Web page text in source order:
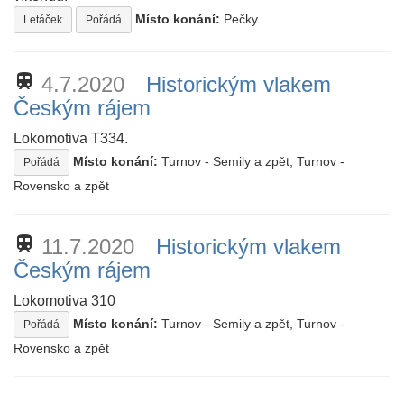
Letáček Pořádá Místo konání: Pečky
train 4.7.2020
Historickým vlakem
Českým rájem
Lokomotiva T334.
Pořádá Místo konání: Turnov - Semily a zpět, Turnov -
Rovensko a zpět
train 11.7.2020
Historickým vlakem
Českým rájem
Lokomotiva 310
Pořádá Místo konání: Turnov - Semily a zpět, Turnov -
Rovensko a zpět